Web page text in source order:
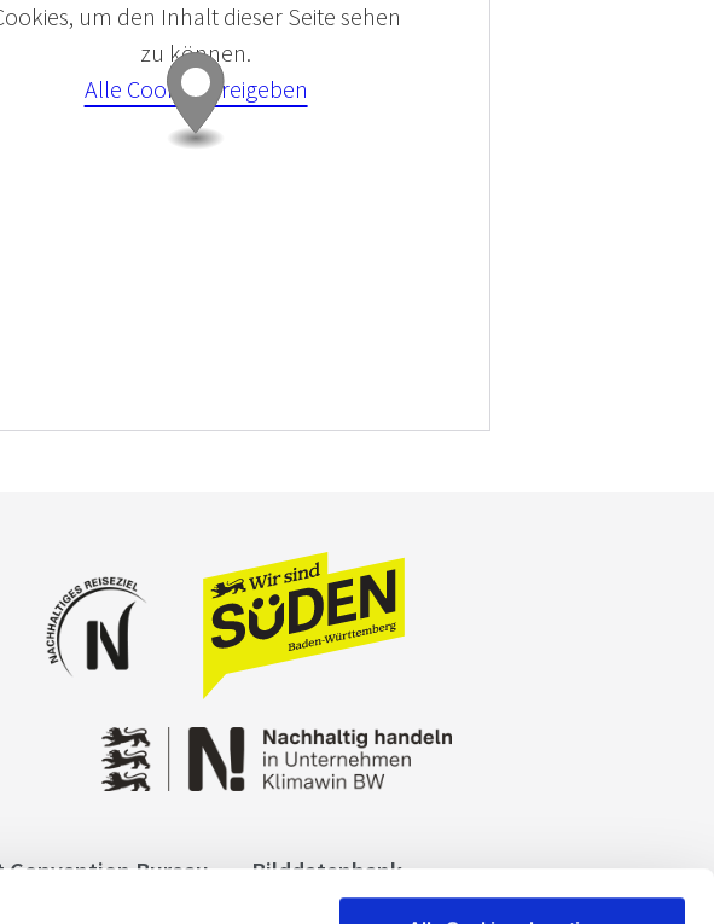
um den Inhalt dieser Seite sehen
zu können.
Alle Cookies Freigeben
Bureau
Bilddatenbank